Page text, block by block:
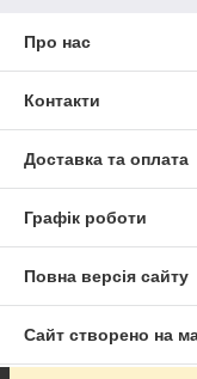
Про нас
Контакти
Доставка та оплата
Графік роботи
Повна версія сайту
Сайт створено на